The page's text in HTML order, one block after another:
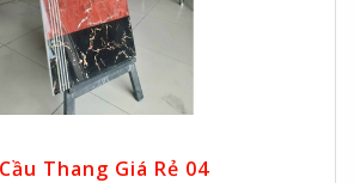
Thang Giá Rẻ 04